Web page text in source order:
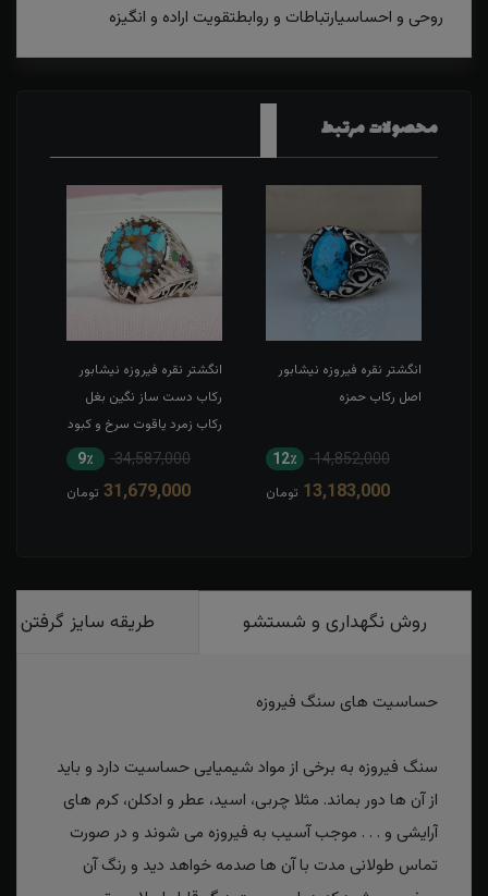
روحی و احساسیارتباطات و روابطتقویت اراده و انگیزه
محصولات مرتبط
انگشتر نقره فیروزه نیشابور
اصل رکاب حمزه
14,852,000 12٪
13,183,000 تومان
انگشتر نقره فیروزه نیشابور
رکاب دست ساز نگین بغل
رکاب زمرد یاقوت سرخ و کبود
34,587,000 9٪
31,679,000 تومان
روش نگهداری و شستشو طریقه سایز گرفتن
حساسیت های سنگ فیروزه
سنگ فیروزه به برخی از مواد شیمیایی حساسیت دارد و باید
از آن ها دور بماند. مثلا چربی، اسید، عطر و ادکلن، کرم های
آرایشی و . . . موجب آسیب به فیروزه می شوند و در صورت
تماس طولانی مدت با آن ها صدمه خواهد دید و رنگ آن